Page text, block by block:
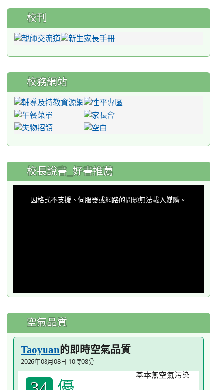
校刊
校務網站
:::
校長說書_好書推薦
因格式不支援、伺服器或網路的問題無法載入媒體。
空氣品質
Taoyuan的即時空氣品質
2026年08月08日 10時08分